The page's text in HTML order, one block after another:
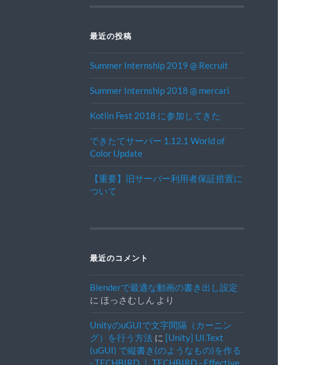
最近の投稿
Summer Internship 2019 @ Recruit
Summer Internship 2018 @ mercari
Kotlin Fest 2018 に参加してきた
できたてサーバー 1.12.1 World of
Color Update
【重要】旧サーバー利用者保証措置に
ついて
最近のコメント
Blenderで最適な動画の書き出し設定
に ほっさむしん より
UnityのuGUIで文字間隔（カーニン
グ）を行う方法に [Unity] UI.Text
(uGUI) で縦書き(のようなもの)を作る
- TECHBIRD ｜ TECHBIRD - Effective